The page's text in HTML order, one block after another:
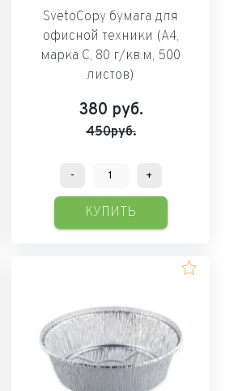
SvetoCopy бумага для
офисной техники (А4,
марка C, 80 г/кв.м, 500
листов)
380 руб.
450руб.
- +
КУПИТЬ